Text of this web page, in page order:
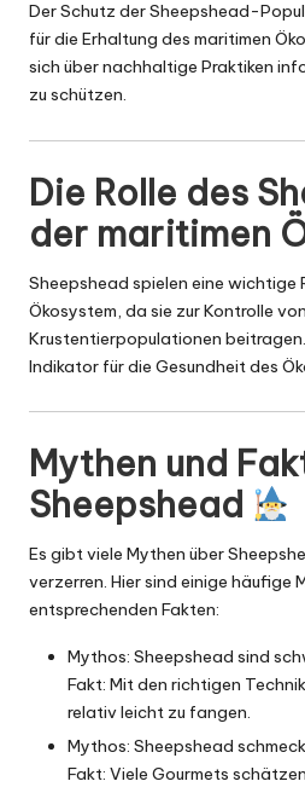
Der Schutz der Sheepshead-
für die Erhaltung des maritimen
sich über nachhaltige Praktiken
zu schützen.
Die Rolle des
der maritimen
Sheepshead spielen eine wichtige
Ökosystem, da sie zur Kontrolle
Krustentierpopulationen beitragen.
Indikator für die Gesundheit des
Mythen und
Sheepshead
Es gibt viele Mythen über
verzerren. Hier sind einige häufige
entsprechenden Fakten:
Mythos: Sheepshead sind
Fakt: Mit den richtigen
relativ leicht zu fangen.
Mythos: Sheepshead
Fakt: Viele Gourmets